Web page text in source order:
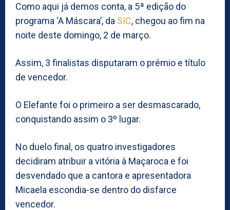
Como aqui já demos conta, a 5ª edição do
programa ‘A Máscara’, da SIC, chegou ao fim na
noite deste domingo, 2 de março.
Assim, 3 finalistas disputaram o prémio e título
de vencedor.
O Elefante foi o primeiro a ser desmascarado,
conquistando assim o 3º lugar.
No duelo final, os quatro investigadores
decidiram atribuir a vitória à Maçaroca e foi
desvendado que a cantora e apresentadora
Micaela escondia-se dentro do disfarce
vencedor.